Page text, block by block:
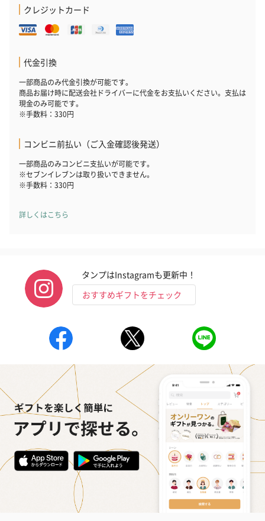
クレジットカード
代金引換
一部商品のみ代金引換が可能です。
商品お届け時に配送会社ドライバーに代金をお支払いください。支払は
現金のみ可能です。
※手数料：330円
コンビニ前払い（ご入金確認後発送）
一部商品のみコンビニ支払いが可能です。
※セブンイレブンは取り扱いできません。
※手数料：330円
詳しくはこちら
タンプはInstagramも更新中！
おすすめギフトをチェック